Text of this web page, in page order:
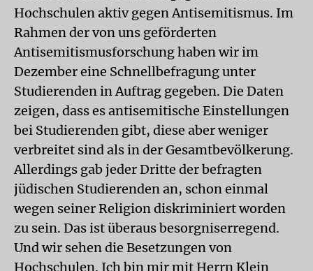
Hochschulen aktiv gegen Antisemitismus. Im
Rahmen der von uns geförderten
Antisemitismusforschung haben wir im
Dezember eine Schnellbefragung unter
Studierenden in Auftrag gegeben. Die Daten
zeigen, dass es antisemitische Einstellungen
bei Studierenden gibt, diese aber weniger
verbreitet sind als in der Gesamtbevölkerung.
Allerdings gab jeder Dritte der befragten
jüdischen Studierenden an, schon einmal
wegen seiner Religion diskriminiert worden
zu sein. Das ist überaus besorgniserregend.
Und wir sehen die Besetzungen von
Hochschulen. Ich bin mir mit Herrn Klein